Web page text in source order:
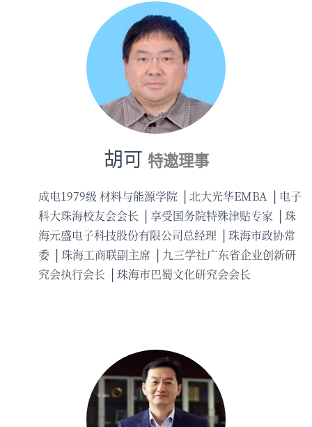
胡可 特邀理事
成电1979级 材料与能源学院 北大光华EMBA
电子
科大珠海校友会会长
享受国务院特殊津贴专家
珠
海元盛电子科技股份有限公司总经理
珠海市政协常
委
珠海工商联副主席
九三学社广东省企业创新研
究会执行会长
珠海市巴蜀文化研究会会长